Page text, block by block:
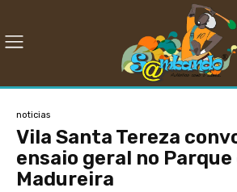
noticias
Vila Santa Tereza
ensaio geral no Parque
Madureira